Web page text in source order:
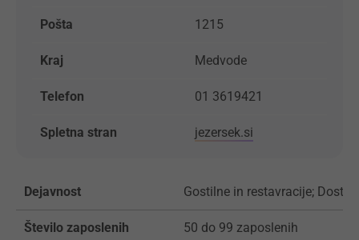
Pošta 1215
Kraj Medvode
Telefon 01 3619421
Spletna stran jezersek.si
Dejavnost Gostilne in restavracije;
Število zaposlenih 50 do 99 zaposlenih